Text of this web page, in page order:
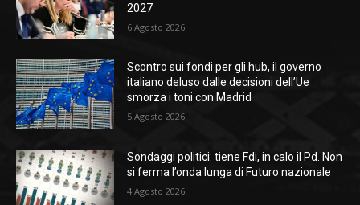
2027
6 Agosto 2026
Scontro sui fondi per gli hub, il governo
italiano deluso dalle decisioni dell’Ue
smorza i toni con Madrid
5 Agosto 2026
Sondaggi politici: tiene Fdi, in calo il Pd. Non
si ferma l’onda lunga di Futuro nazionale
4 Agosto 2026